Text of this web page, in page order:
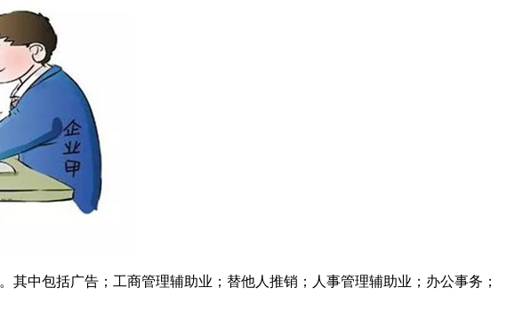
。其中包括广告；工商管理辅助业；替他人推销；人事管理辅助业；办公事务；